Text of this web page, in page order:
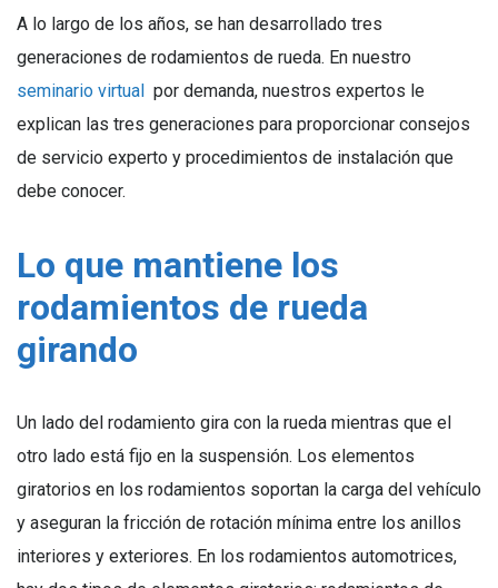
A lo largo de los años, se han desarrollado tres
generaciones de rodamientos de rueda. En nuestro
seminario virtual por demanda, nuestros expertos le
explican las tres generaciones para proporcionar consejos
de servicio experto y procedimientos de instalación que
debe conocer.
Lo que mantiene los
rodamientos de rueda
girando
Un lado del rodamiento gira con la rueda mientras que el
otro lado está fijo en la suspensión. Los elementos
giratorios en los rodamientos soportan la carga del vehículo
y aseguran la fricción de rotación mínima entre los anillos
interiores y exteriores. En los rodamientos automotrices,